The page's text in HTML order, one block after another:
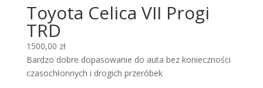
Toyota Celica VII Progi
TRD
1500,00 zł
Bardzo dobre dopasowanie do auta bez konieczności
czasochłonnych i drogich przeróbek